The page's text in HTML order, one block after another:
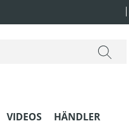
VIDEOS HÄNDLER